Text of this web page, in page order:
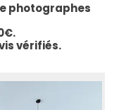
photographes
vérifiés.